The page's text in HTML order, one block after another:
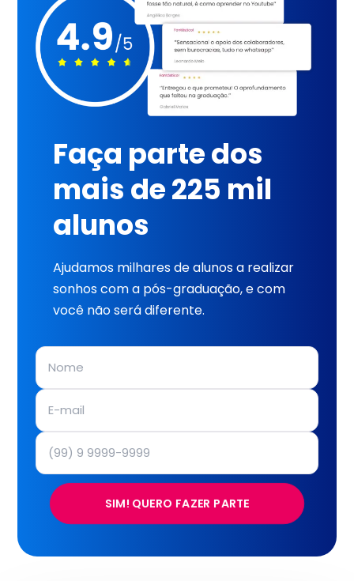
Faça parte dos
mais de 225 mil
alunos
Ajudamos milhares de alunos a realizar
sonhos com a pós-graduação, e com
você não será diferente.
SIM! QUERO FAZER PARTE